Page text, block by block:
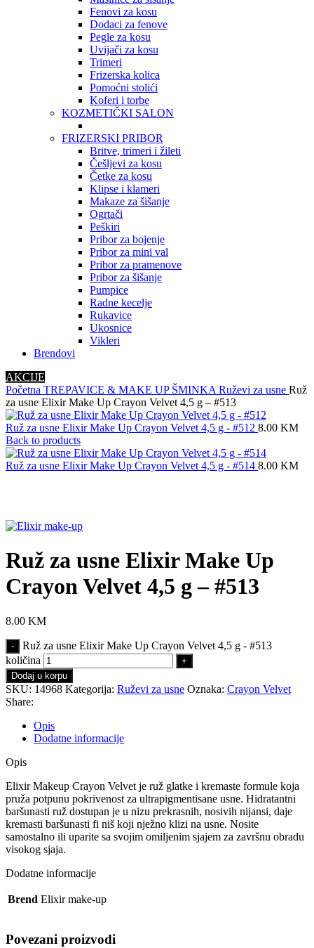
Fenovi za kosu
Dodaci za fenove
Pegle za kosu
Uvijači za kosu
Trimeri
Frizerska kolica
Pomoćni stolići
Koferi i torbe
KOZMETIČKI SALON
FRIZERSKI PRIBOR
Britve, trimeri i žileti
Češljevi za kosu
Četke za kosu
Klipse i klameri
Makaze za šišanje
Ogrtači
Peškiri
Pribor za bojenje
Pribor za mini val
Pribor za pramenove
Pribor za šišanje
Pumpice
Radne kecelje
Rukavice
Ukosnice
Vikleri
Brendovi
AKCIJE
Početna TREPAVICE & MAKE UP ŠMINKA Ruževi za usne Ruž
za usne Elixir Make Up Crayon Velvet 4,5 g – #513
Ruž za usne Elixir Make Up Crayon Velvet 4,5 g - #512 8.00 KM
Back to products
Ruž za usne Elixir Make Up Crayon Velvet 4,5 g - #514 8.00 KM
Ruž za usne Elixir Make Up
Crayon Velvet 4,5 g – #513
8.00 KM
Ruž za usne Elixir Make Up Crayon Velvet 4,5 g - #513
količina
Dodaj u korpu
SKU: 14968 Kategorija: Ruževi za usne Oznaka: Crayon Velvet
Share:
Opis
Dodatne informacije
Opis
Elixir Makeup Crayon Velvet je ruž glatke i kremaste formule koja
pruža potpunu pokrivenost za ultrapigmentisane usne. Hidratantni
baršunasti ruž dostupan je u nizu prekrasnih, nosivih nijansi, daje
kremasti baršunasti fi niš koji nježno klizi na usne. Nosite
samostalno ili uparite sa svojim omiljenim sjajem za završnu obradu
visokog sjaja.
Dodatne informacije
Brend Elixir make-up
Povezani proizvodi